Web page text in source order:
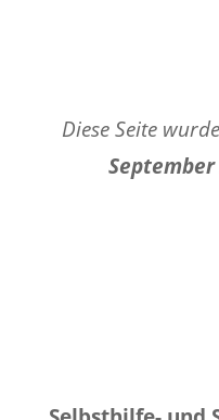
Diese Seite
September